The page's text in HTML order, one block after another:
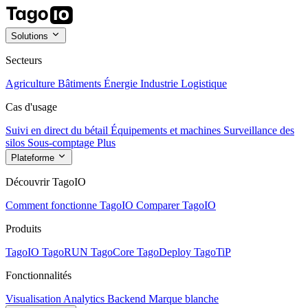
Solutions
Secteurs
Agriculture Bâtiments Énergie Industrie Logistique
Cas d'usage
Suivi en direct du bétail Équipements et machines Surveillance des
silos Sous-comptage Plus
Plateforme
Découvrir TagoIO
Comment fonctionne TagoIO Comparer TagoIO
Produits
TagoIO TagoRUN TagoCore TagoDeploy TagoTiP
Fonctionnalités
Visualisation Analytics Backend Marque blanche